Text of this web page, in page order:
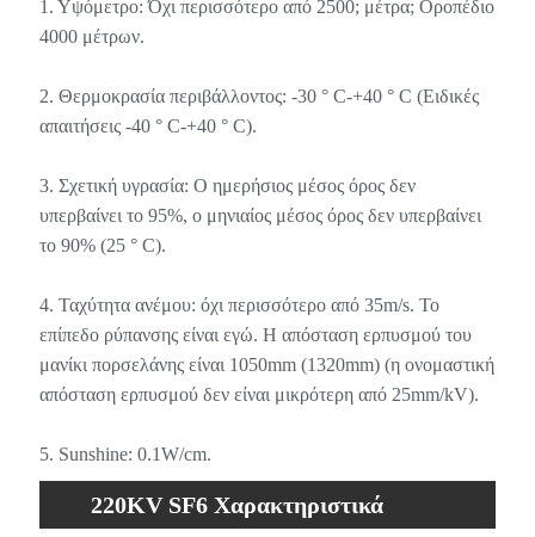
κυκλώματος διακόπτη
1. Υψόμετρο: Όχι περισσότερο από 2500; μέτρα; Οροπέδιο
4000 μέτρων.
2. Θερμοκρασία περιβάλλοντος: -30 ° C-+40 ° C (Ειδικές
απαιτήσεις -40 ° C-+40 ° C).
3. Σχετική υγρασία: Ο ημερήσιος μέσος όρος δεν
υπερβαίνει το 95%, ο μηνιαίος μέσος όρος δεν υπερβαίνει
το 90% (25 ° C).
4. Ταχύτητα ανέμου: όχι περισσότερο από 35m/s. Το
επίπεδο ρύπανσης είναι εγώ. Η απόσταση ερπυσμού του
μανίκι πορσελάνης είναι 1050mm (1320mm) (η ονομαστική
απόσταση ερπυσμού δεν είναι μικρότερη από 25mm/kV).
5. Sunshine: 0.1W/cm.
220KV SF6 Χαρακτηριστικά